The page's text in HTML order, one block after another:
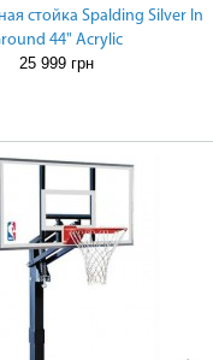
стойка Spalding Silver In
44" Acrylic
25 999 грн